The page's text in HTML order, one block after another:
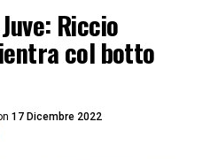
Riccio
col botto
17 Dicembre 2022